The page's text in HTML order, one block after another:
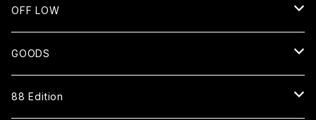
長袖Tシャツ
スウェット
NEKO⇄OKEN
長袖Tシャツ
バッグ
SMOKE WOLF⇄狼煙
EN=猿
OFF LOW
SENTO
長袖Tシャツ
GOODS
CAP
88 Edition